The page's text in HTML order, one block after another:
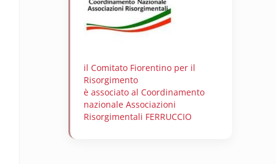
il Comitato Fiorentino per il
Risorgimento
è associato al Coordinamento
nazionale Associazioni
Risorgimentali FERRUCCIO